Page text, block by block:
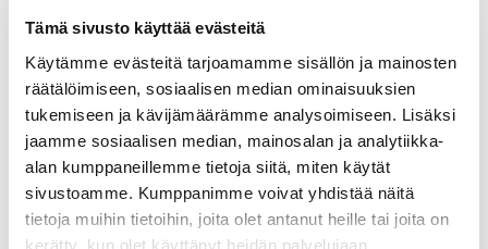
Tämä sivusto käyttää evästeitä
Käytämme evästeitä tarjoamamme sisällön ja mainosten
räätälöimiseen, sosiaalisen median ominaisuuksien
tukemiseen ja kävijämäärämme analysoimiseen. Lisäksi
jaamme sosiaalisen median, mainosalan ja analytiikka-
alan kumppaneillemme tietoja siitä, miten käytät
sivustoamme. Kumppanimme voivat yhdistää näitä
tietoja muihin tietoihin, joita olet antanut heille tai joita on
kerätty, kun olet käyttänyt heidän palvelujaan.
Työterveyspsykologin pätevöitymiskoulutus
Olen laillistettu psykologi,
terveyspsykologian erikoispsykologi ja